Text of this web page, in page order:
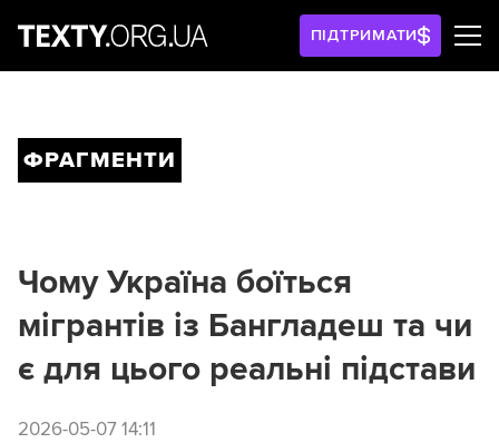
ПІДТРИМАТИ
ФРАГМЕНТИ
Чому Україна боїться
мігрантів із Бангладеш та чи
є для цього реальні підстави
2026-05-07 14:11